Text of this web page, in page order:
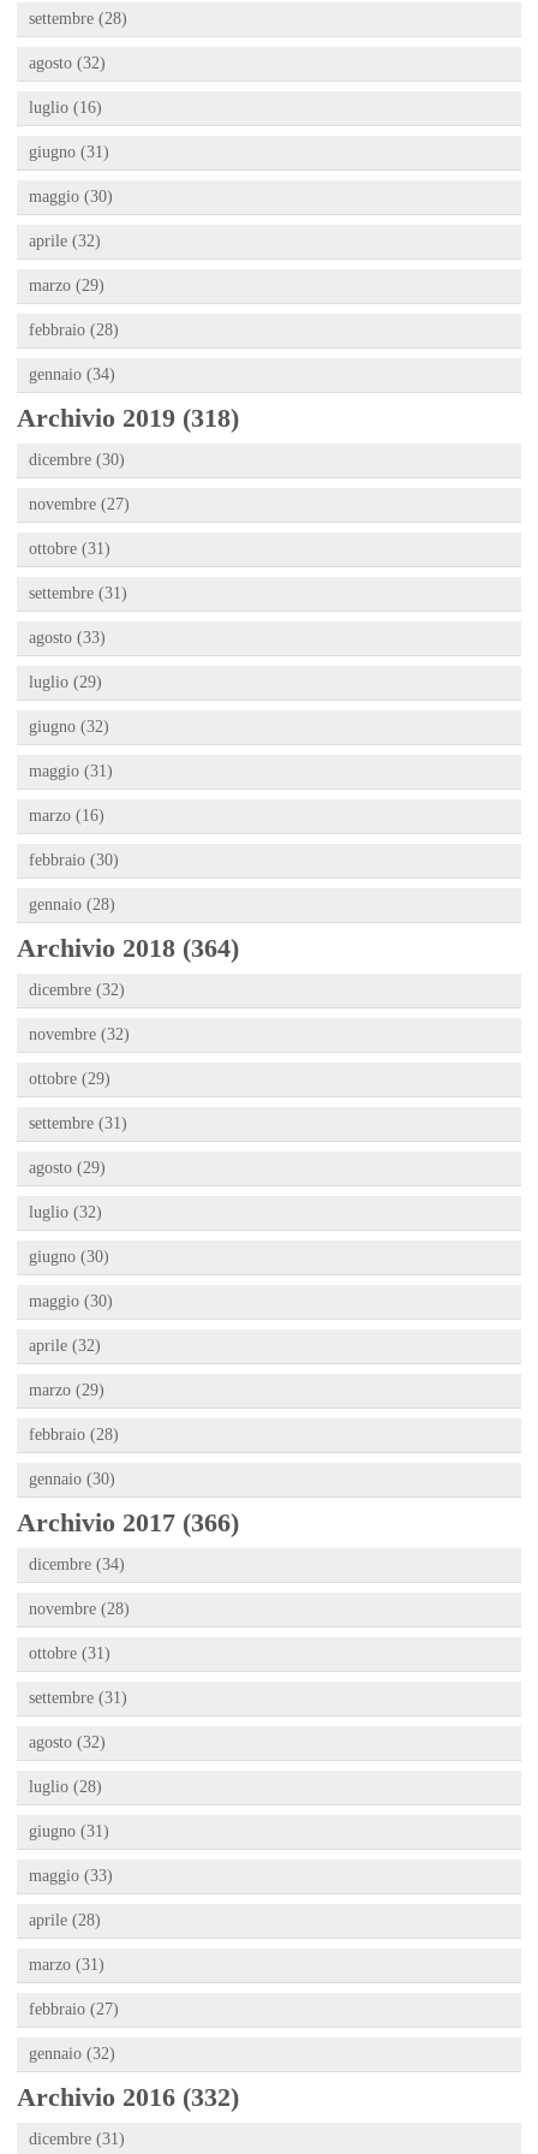
settembre (28)
agosto (32)
luglio (16)
giugno (31)
maggio (30)
aprile (32)
marzo (29)
febbraio (28)
gennaio (34)
Archivio 2019 (318)
dicembre (30)
novembre (27)
ottobre (31)
settembre (31)
agosto (33)
luglio (29)
giugno (32)
maggio (31)
marzo (16)
febbraio (30)
gennaio (28)
Archivio 2018 (364)
dicembre (32)
novembre (32)
ottobre (29)
settembre (31)
agosto (29)
luglio (32)
giugno (30)
maggio (30)
aprile (32)
marzo (29)
febbraio (28)
gennaio (30)
Archivio 2017 (366)
dicembre (34)
novembre (28)
ottobre (31)
settembre (31)
agosto (32)
luglio (28)
giugno (31)
maggio (33)
aprile (28)
marzo (31)
febbraio (27)
gennaio (32)
Archivio 2016 (332)
dicembre (31)